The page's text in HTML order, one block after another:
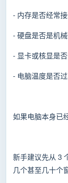
- 内存是否经常
- 硬盘是否是机
- 显卡或核显是
- 电脑温度是否
如果电脑本身已
新手建议先从 3
几个甚至几十个